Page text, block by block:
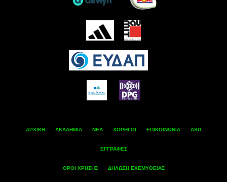
ΑΡΧΙΚΗ ΑΚΑΔΗΜΙΑ ΝΕΑ ΧΟΡΗΓΟΙ ΕΠΙΚΟΙΝΩΝΙΑ ASD
ΕΓΓΡΑΦΕΣ
ΟΡΟΙ ΧΡΗΣΗΣ ΔΗΛΩΣΗ ΕΧΕΜΥΘΕΙΑΣ